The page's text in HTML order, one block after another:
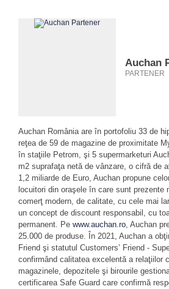
Auchan
PARTENER
Auchan România are în portofoliu 33 de
reţea de 59 de magazine de proximitate
în staţiile Petrom, şi 5 supermarketuri
m2 suprafaţa netă de vânzare, o cifră de
1,2 miliarde de Euro, Auchan propune
locuitori din oraşele în care sunt prezente
comerţ modern, de calitate, cu cele mai
un concept de discount responsabil, cu
permanent. Pe www.auchan.ro, Auchan
25.000 de produse. În 2021, Auchan a
Friend şi statutul Customers’ Friend -
confirmând calitatea excelentă a relaţiilor
magazinele, depozitele şi birourile
certificarea Safe Guard care confirmă